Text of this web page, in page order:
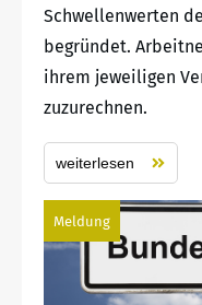
Schwellenwerten
begründet.
ihrem jeweiligen
zuzurechnen.
weiterlesen
Meldung